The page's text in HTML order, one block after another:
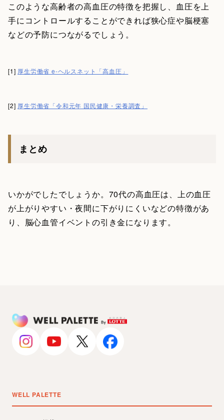
このような高齢者の高血圧の特徴を把握し、血圧を上
手にコントロールすることができれば狭心症や脳梗塞
などの予防につながるでしょう。
[1] 厚生労働省 e-ヘルスネット「高血圧」
[2] 厚生労働省「令和元年 国民健康・栄養調査」
まとめ
いかがでしたでしょうか。70代の高血圧は、上の血圧
が上がりやすい・夜間に下がりにくいなどの特徴があ
り、脳心血管イベントの引き金になります。
WELL PALETTE